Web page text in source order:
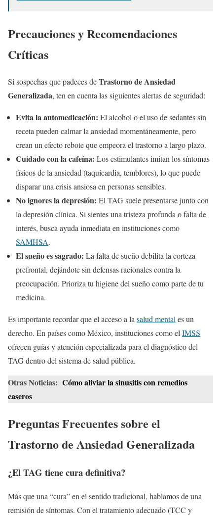
Precauciones y Recomendaciones
Críticas
Si sospechas que padeces deTrastorno de Ansiedad
Generalizada, ten en cuenta las siguientes alertas de seguridad:
Evita la automedicación: El alcohol o el uso de sedantes sin
receta pueden calmar la ansiedad momentáneamente, pero
crean un efecto rebote que empeora el trastorno a largo plazo.
Cuidado con la cafeína: Los estimulantes imitan los síntomas
físicos de la ansiedad (taquicardia, temblores), lo que puede
disparar una crisis ansiosa en personas sensibles.
No ignores la depresión: El TAG suele presentarse junto con
la depresión clínica. Si sientes una tristeza profunda o falta de
interés, busca ayuda inmediata en instituciones como
SAMHSA.
El sueño es sagrado: La falta de sueño debilita la corteza
prefrontal, dejándote sin defensas racionales contra la
preocupación. Prioriza tu higiene del sueño como parte de tu
medicina.
Es importante recordar que el acceso a la salud mental es un
derecho. En países como México, instituciones como el IMSS
ofrecen guías y atención especializada para el diagnóstico del
TAG dentro del sistema de salud pública.
Otras Noticias: Cómo aliviar la sinusitis con remedios
caseros
Preguntas Frecuentes sobre el
Trastorno de Ansiedad Generalizada
¿El TAG tiene cura definitiva?
Más que una “cura” en el sentido tradicional, hablamos de una
remisión de síntomas. Con el tratamiento adecuado (TCC y